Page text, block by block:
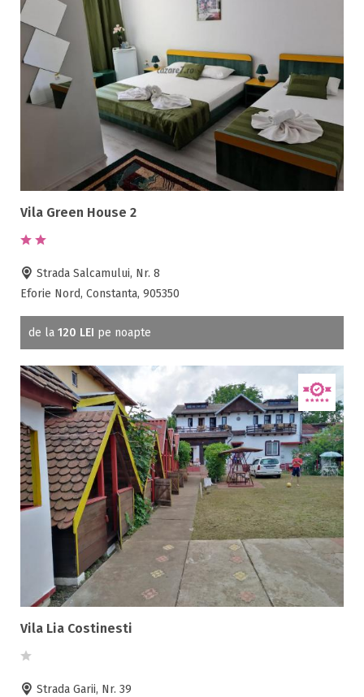
Vila Green House 2
Strada Salcamului, Nr. 8
Eforie Nord, Constanta, 905350
de la 120 LEI pe noapte
Vila Lia Costinesti
Strada Garii, Nr. 39